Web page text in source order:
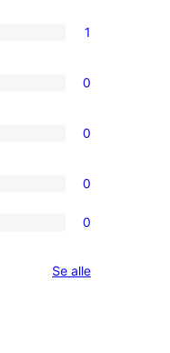
1
0
0
0
0
Se alleomtalene